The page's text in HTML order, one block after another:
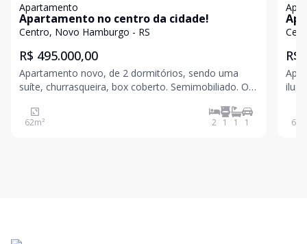
Apartamento
Apartamento no centro da cidade!
Centro, Novo Hamburgo - RS
R$ 495.000,00
Apartamento novo, de 2 dormitórios, sendo uma
suíte, churrasqueira, box coberto. Semimobiliado. O
brinquedoteca, salão de festas, bicicletário e vagas
para visitantes. Agende uma visita! Valores sujeitos a
62m² 2 1 1 1
R$
67